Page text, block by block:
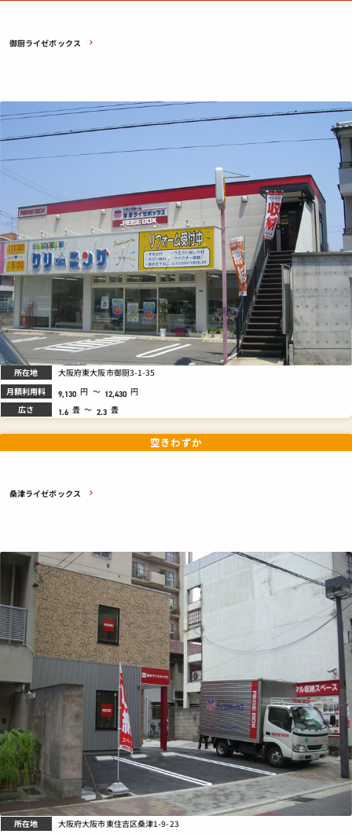
御厨ライゼボックス
所在地 大阪府東大阪市御厨3-1-35
月額利用料 9,130 円 ～ 12,430 円
広さ 1.6 畳 ～ 2.3 畳
桑津ライゼボックス
空きわずか
所在地 大阪府大阪市東住吉区桑津1-9-23